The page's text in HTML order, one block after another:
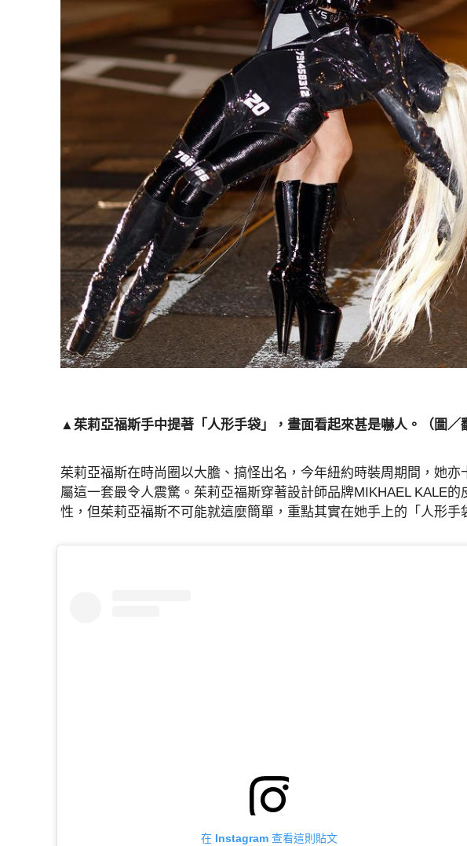
▲茱莉亞福斯手中提著「人形手袋」，畫面看起來甚是嚇人。（圖／
茱莉亞福斯在時尚圈以大膽、搞怪出名，今年紐約時裝周期間，她
屬這一套最令人震驚。茱莉亞福斯穿著設計師品牌MIKHAEL KALE
性，但茱莉亞福斯不可能就這麼簡單，重點其實在她手上的「人形手
在 Instagram 查看這則貼文